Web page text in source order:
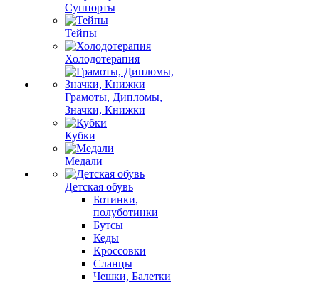
Суппорты
Тейпы
Холодотерапия
Грамоты, Дипломы,
Значки, Книжки
Кубки
Медали
Детская обувь
Ботинки,
полуботинки
Бутсы
Кеды
Кроссовки
Сланцы
Чешки, Балетки